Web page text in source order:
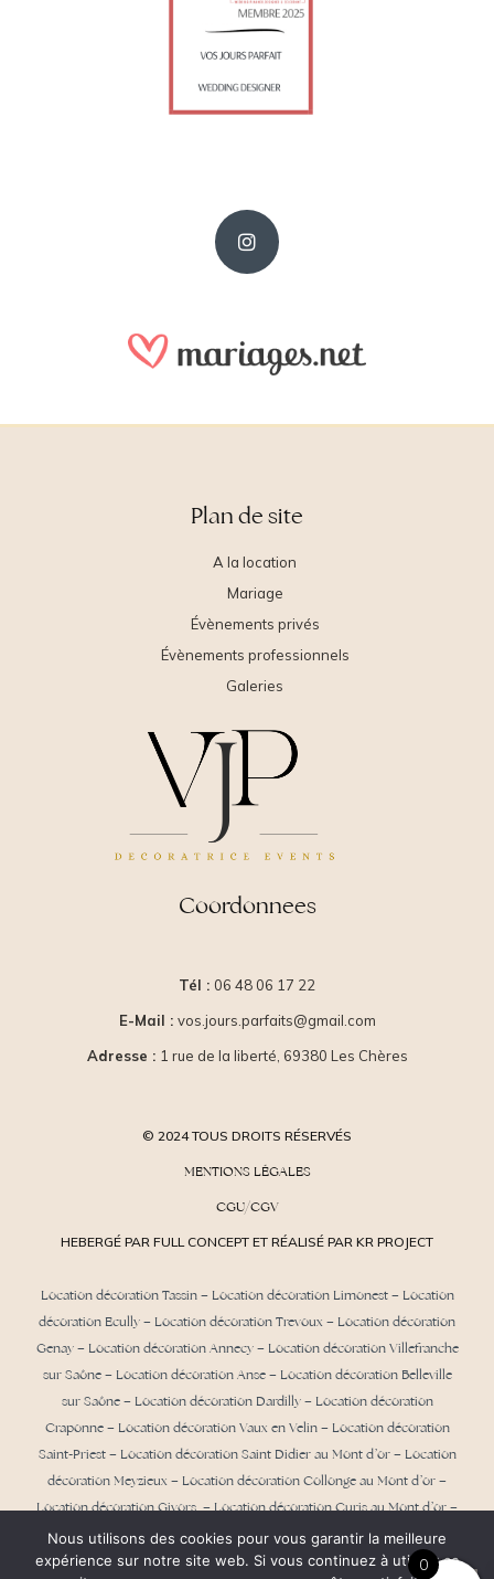
Plan de site
A la location
Mariage
Évènements privés
Évènements professionnels
Galeries
Coordonnees
Tél : 06 48 06 17 22
E-Mail : vos.jours.parfaits@gmail.com
Adresse : 1 rue de la liberté, 69380 Les Chères
© 2024 TOUS DROITS RÉSERVÉS
MENTIONS LÉGALES
CGU/CGV
HEBERGÉ PAR FULL CONCEPT ET RÉALISÉ PAR KR PROJECT
Location décoration Tassin– Location décoration Limonest– Location
décoration Ecully– Location décoration Trevoux– Location décoration
Genay– Location décoration Annecy– Location décoration Villefranche
sur Saône– Location décoration Anse– Location décoration Belleville
sur Saône – Location décoration Dardilly – Location décoration
Craponne– Location décoration Vaux en Velin – Location décoration
Saint-Priest – Location décoration Saint Didier au Mont d’or– Location
décoration Meyzieux – Location décoration Collonge au Mont d’or–
Location décoration Givors – Location décoration Curis au Mont d’or –
Location décoration Albigny sur Saône –Location décoration Aix les
Bains–Location décoration Chambéry –Location décoration Grenoble
0
Nous utilisons des cookies pour vous garantir la meilleure
expérience sur notre site web. Si vous continuez à utiliser ce